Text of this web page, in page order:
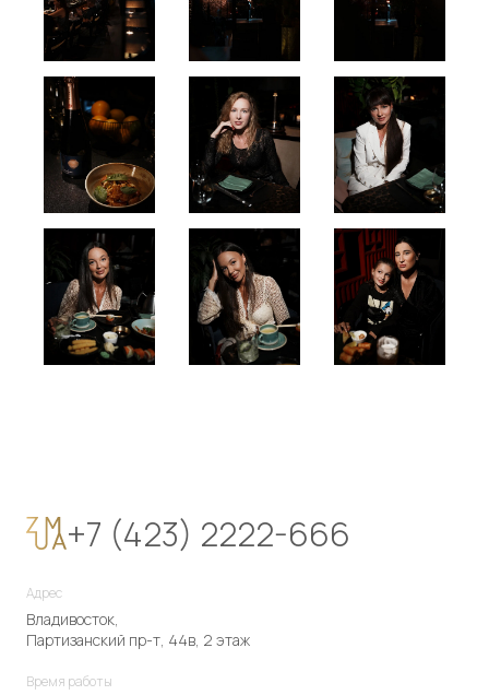
+7 (423) 2222-666
Адрес
Владивосток,
Партизанский пр-т, 44в, 2 этаж
Время работы